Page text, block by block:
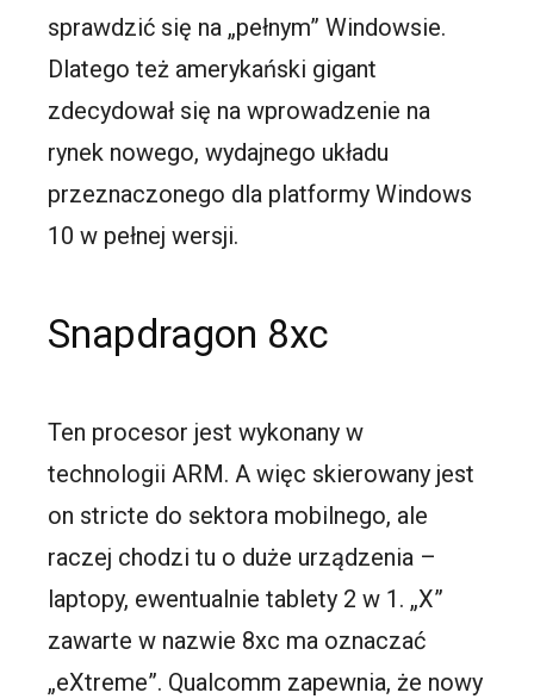
sprawdzić się na „pełnym” Windowsie.
Dlatego też amerykański gigant
zdecydował się na wprowadzenie na
rynek nowego, wydajnego układu
przeznaczonego dla platformy Windows
10 w pełnej wersji.
Snapdragon 8xc
Ten procesor jest wykonany w
technologii ARM. A więc skierowany jest
on stricte do sektora mobilnego, ale
raczej chodzi tu o duże urządzenia –
laptopy, ewentualnie tablety 2 w 1. „X”
zawarte w nazwie 8xc ma oznaczać
„eXtreme”. Qualcomm zapewnia, że nowy